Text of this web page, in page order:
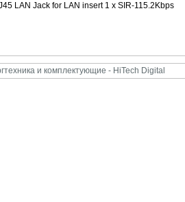
LAN Jack for LAN insert 1 x SIR-115.2Kbps
и комплектующие - HiTech Digital